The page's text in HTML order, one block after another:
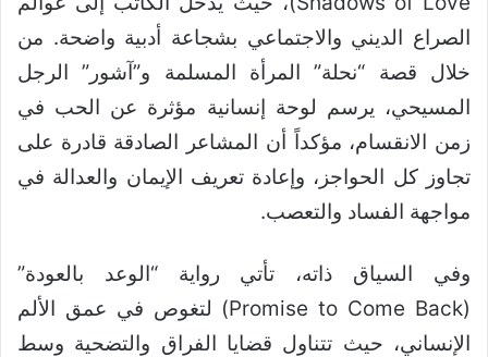
الصراع الديني والاجتماعي بشجاعة أدبية واضحة. من
خلال قصة “نحلة” المرأة المسلمة و”آشور” الرجل
المسيحي، يرسم لوحة إنسانية مؤثرة عن الحب في
زمن الانقسام، مؤكداً أن المشاعر الصادقة قادرة على
تجاوز كل الحواجز، وإعادة تعريف الإيمان والعدالة في
مواجهة الفساد والتعصب.
وفي السياق ذاته، تأتي رواية “الوعد بالعودة”
(Promise to Come Back) لتغوص في عمق الألم
الإنساني، حيث تتناول قضايا الفراق والتضحية وسط